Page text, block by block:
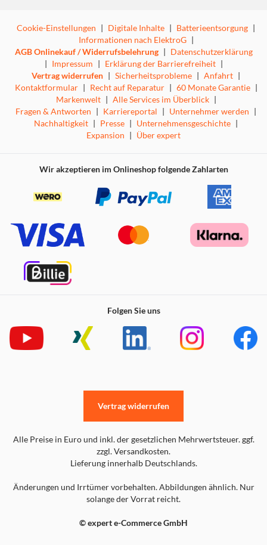
Cookie-Einstellungen | Digitale Inhalte | Batterieentsorgung |
Informationen nach ElektroG |
AGB Onlinekauf / Widerrufsbelehrung | Datenschutzerklärung
| Impressum | Erklärung der Barrierefreiheit |
Vertrag widerrufen | Sicherheitsprobleme | Anfahrt |
Kontaktformular | Recht auf Reparatur | 60 Monate Garantie |
Markenwelt | Alle Services im Überblick |
Fragen & Antworten | Karriereportal | Unternehmer werden |
Nachhaltigkeit | Presse | Unternehmensgeschichte |
Expansion | Über expert
Wir akzeptieren im Onlineshop folgende Zahlarten
Folgen Sie uns
Alle Preise in Euro und inkl. der gesetzlichen Mehrwertsteuer. ggf.
zzgl. Versandkosten.
Lieferung innerhalb Deutschlands.
Änderungen und Irrtümer vorbehalten. Abbildungen ähnlich. Nur
solange der Vorrat reicht.
© expert e-Commerce GmbH
Vertrag widerrufen